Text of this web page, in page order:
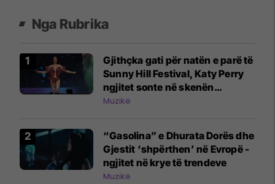
Nga Rubrika
Gjithçka gati për natën e parë të
Sunny Hill Festival, Katy Perry
ngjitet sonte në skenën
kryesore
Muzikë
“Gasolina” e Dhurata Dorës dhe
Gjestit ‘shpërthen’ në Evropë -
ngjitet në krye të trendeve
Muzikë